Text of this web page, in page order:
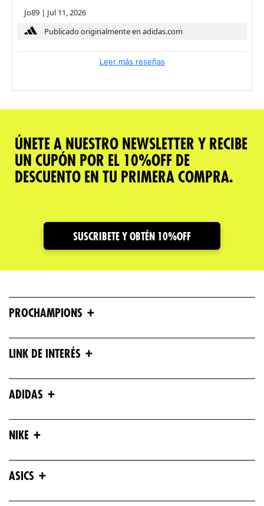
Jo89 | Jul 11, 2026
Publicado originalmente en adidas.com
Leer más reseñas
ÚNETE A NUESTRO NEWSLETTER Y RECIBE
UN CUPÓN POR EL 10%OFF DE
DESCUENTO EN TU PRIMERA COMPRA.
SUSCRIBETE Y OBTÉN 10%OFF
PROCHAMPIONS +
LINK DE INTERÉS +
ADIDAS +
NIKE +
ASICS +